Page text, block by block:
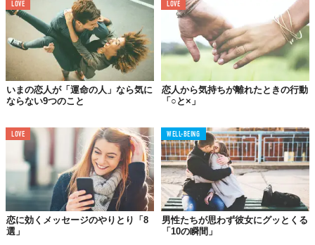
10.
あなたのために、慣れない料理を
11.
12.
あなたの前で激怒する
13.
真夜中でも、あなたに会いに来る
LOVE
いまの恋人が「運命の人」なら気に
ならない9つのこと
LOVE
恋人から気持ちが離れたときの行動
「○と×」
LOVE
恋に効くメッセージのやりとり「8
選」
WELL-BEING
男性たちが思わず彼女にグッとくる
「10の瞬間」